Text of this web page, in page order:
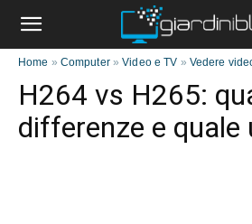
Home » Computer»Video e TV » Vedere
H264 vs H265:
differenze e quale